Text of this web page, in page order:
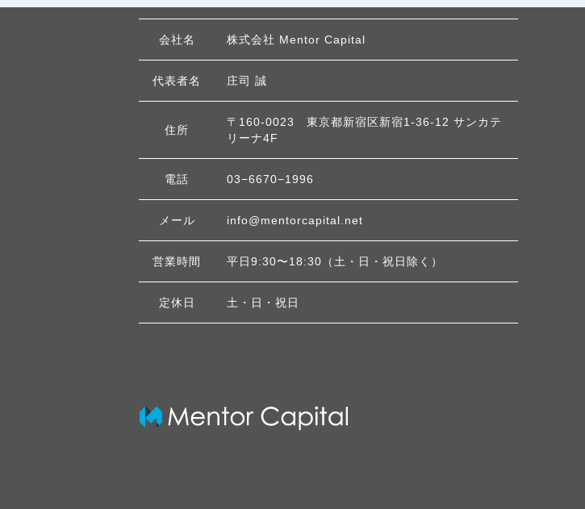
会社名 株式会社 Mentor Capital
代表者名 庄司 誠
住所
〒160-0023 東京都新宿区新宿1-36-12 サンカテ
リーナ4F
電話 03−6670−1996
メール info@mentorcapital.net
営業時間 平日9:30〜18:30（土・日・祝日除く）
定休日 土・日・祝日